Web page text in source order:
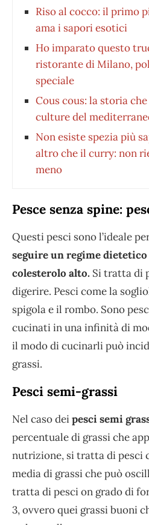
Riso al cocco: il primo
ama i sapori esotici
Ho imparato questo
ristorante di Milano,
speciale
Cous cous: la storia
culture del
Non esiste spezia più
altro che il curry: non
meno
Pesce senza spine:
Questi pesci sono l’ideale
seguire un regime
colesterolo alto. Si tratta di
digerire. Pesci come la
spigola e il rombo. Sono
cucinati in una infinità di
il modo di cucinarli può
grassi.
Pesci semi-grassi
Nel caso deipesci semi
percentuale di grassi che
nutrizione, si tratta di pesci
media di grassi che può
tratta di pesci on grado di
3, ovvero quei grassi buoni